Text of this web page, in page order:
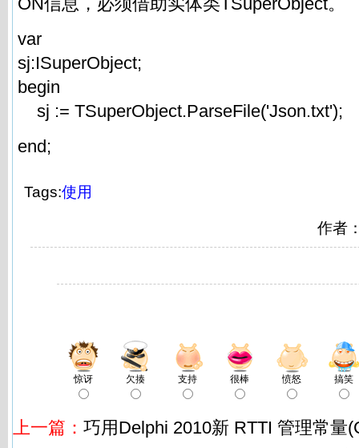
var
sj:ISuperObject;
begin
sj := TSuperObject.ParseFile('Json.txt');
end;
Tags:使用
作者
惊讶 欠揍 支持 很棒 愤怒 搞笑
上一篇： 巧用Delphi 2010新 RTTI 管理常量